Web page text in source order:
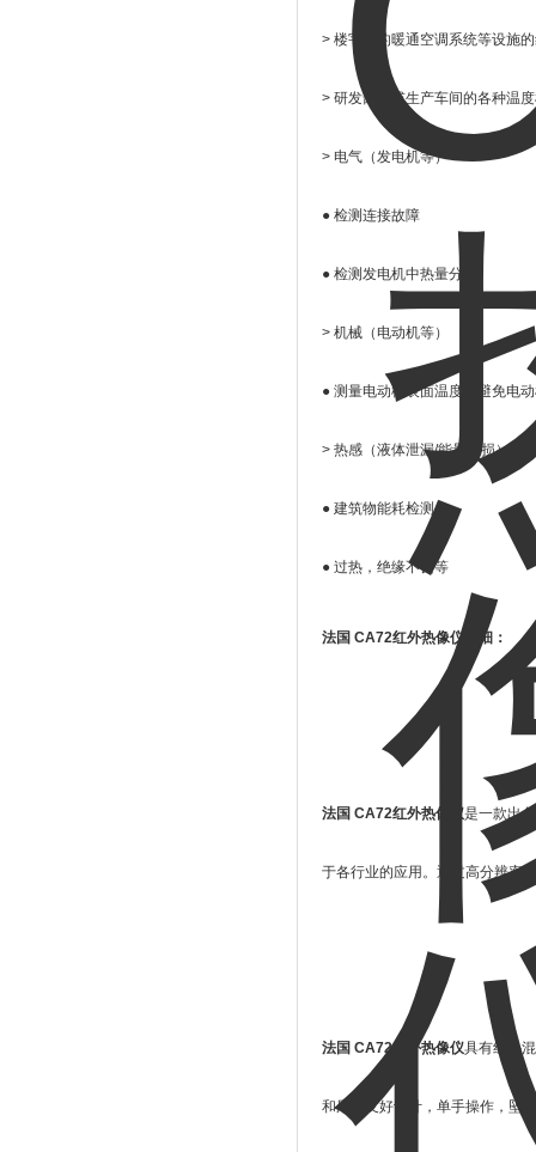
> 楼宇中的暖通空调系统等设施
> 研发部门或生产车间的各种温
> 电气（发电机等）
● 检测连接故障
● 检测发电机中热量分布
> 机械（电动机等）
● 测量电动机表面温度，避免电
> 热感（液体泄漏/能量耗损）
● 建筑物能耗检测
● 过热，绝缘不良等
法国 CA72红外热像仪详细：
法国 CA72红外热像仪是一款出
于各行业的应用。通过高分辨率
法国 CA72红外热像仪具有红外
和用户友好设计，单手操作，坠